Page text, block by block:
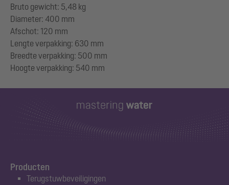
Bruto gewicht: 5,48 kg
Diameter: 400 mm
Afschot: 120 mm
Lengte verpakking: 630 mm
Breedte verpakking: 500 mm
Producten
Terugstuwbeveiligingen